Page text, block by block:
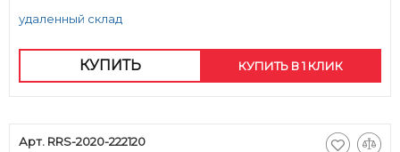
удаленный склад
КУПИТЬ КУПИТЬ В 1 КЛИК
Арт. RRS-2020-222120